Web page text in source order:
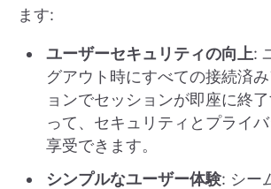
ます:
ユーザーセキュリティの向上:
グアウト時にすべての接続済
ョンでセッションが即座に終
って、セキュリティとプライ
享受できます。
シンプルなユーザー体験: シー